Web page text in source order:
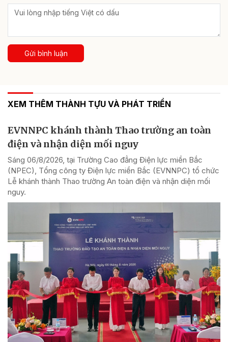
Gửi bình luận
XEM THÊM THÀNH TỰU VÀ PHÁT TRIỂN
EVNNPC khánh thành Thao trường an toàn
điện và nhận diện mối nguy
Sáng 06/8/2026, tại Trường Cao đẳng Điện lực miền Bắc
(NPEC), Tổng công ty Điện lực miền Bắc (EVNNPC) tổ chức
Lễ khánh thành Thao trường An toàn điện và nhận diện mối
nguy.